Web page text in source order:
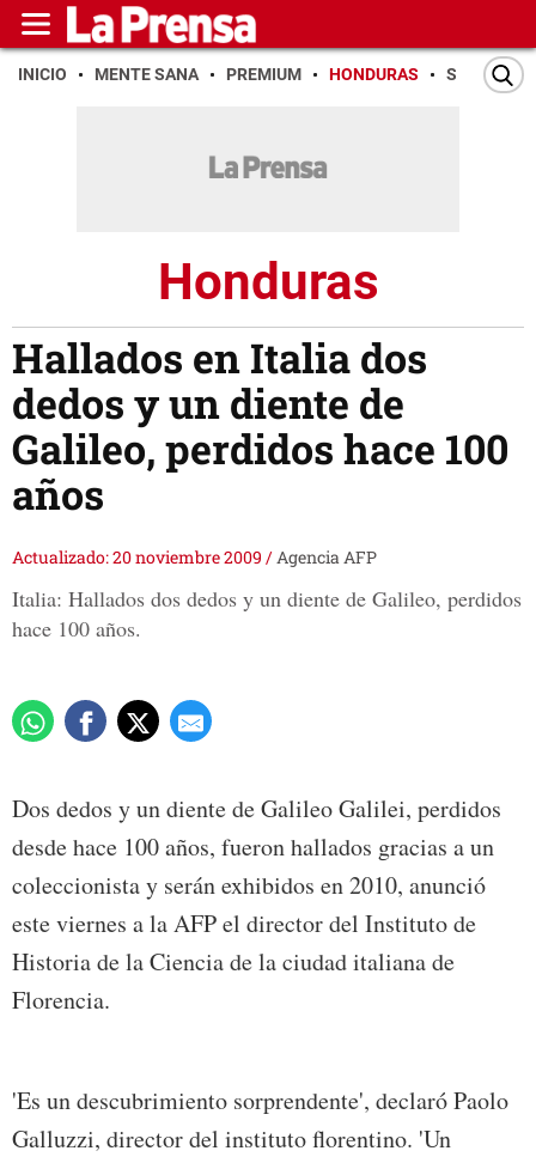
INICIO MENTE SANA PREMIUM HONDURAS SAN PEDRO
Honduras
Hallados en Italia dos
dedos y un diente de
Galileo, perdidos hace 100
años
Actualizado: 20 noviembre 2009 /Agencia AFP
Italia: Hallados dos dedos y un diente de Galileo, perdidos
hace 100 años.
Dos dedos y un diente de Galileo Galilei, perdidos
desde hace 100 años, fueron hallados gracias a un
coleccionista y serán exhibidos en 2010, anunció
este viernes a la AFP el director del Instituto de
Historia de la Ciencia de la ciudad italiana de
Florencia.
'Es un descubrimiento sorprendente', declaró Paolo
Galluzzi, director del instituto florentino. 'Un